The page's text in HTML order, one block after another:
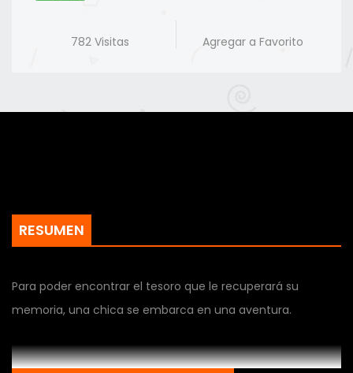
782 Visitas Agregar a Favorito
RESUMEN
Para poder encontrar el tesoro que le recuperará su
memoria, una chica se embarca en una aventura.